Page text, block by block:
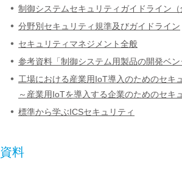
制御システムセキュリティガイドライン（
分野別セキュリティ規準及びガイドライン
セキュリティマネジメント全般
参考資料「制御システム用製品の開発ベン
工場における産業用IoT導入のためのセキ
～産業用IoTを導入する企業のためのセキ
標準から学ぶICSセキュリティ
資料